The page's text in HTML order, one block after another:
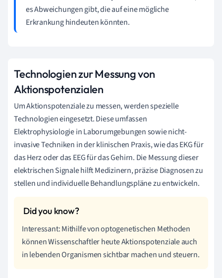
es Abweichungen gibt, die auf eine mögliche
Erkrankung hindeuten könnten.
Technologien zur Messung von
Aktionspotenzialen
Um Aktionspotenziale zu messen, werden spezielle
Technologien eingesetzt. Diese umfassen
Elektrophysiologie in Laborumgebungen sowie nicht-
invasive Techniken in der klinischen Praxis, wie das EKG für
das Herz oder das EEG für das Gehirn. Die Messung dieser
elektrischen Signale hilft Medizinern, präzise Diagnosen zu
stellen und individuelle Behandlungspläne zu entwickeln.
Interessant: Mithilfe von optogenetischen Methoden
können Wissenschaftler heute Aktionspotenziale auch
in lebenden Organismen sichtbar machen und steuern.